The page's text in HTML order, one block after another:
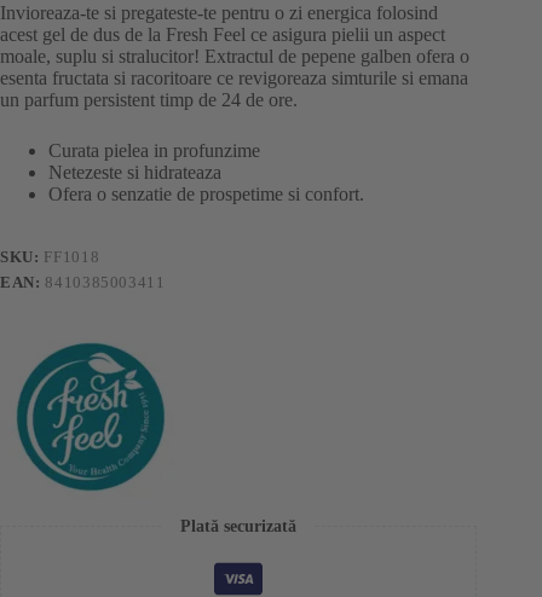
Invioreaza-te si pregateste-te pentru o zi energica folosind
acest gel de dus de la Fresh Feel ce asigura pielii un aspect
moale, suplu si stralucitor! Extractul de pepene galben ofera o
esenta fructata si racoritoare ce revigoreaza simturile si emana
un parfum persistent timp de 24 de ore.
Curata pielea in profunzime
Netezeste si hidrateaza
Ofera o senzatie de prospetime si confort.
SKU: FF1018
EAN: 8410385003411
Plată securizată